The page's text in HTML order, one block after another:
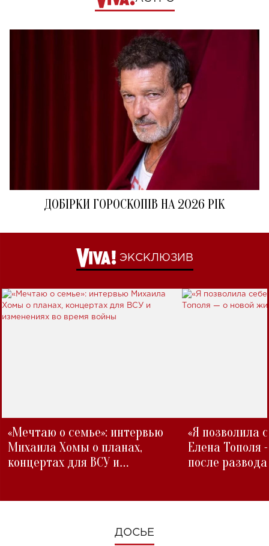
ДОБІРКИ ГОРОСКОПІВ НА 2026 РІК
ЭКСКЛЮЗИВ
«Мечтаю о семье»: интервью
Михаила Хомы о планах,
концертах для ВСУ и
«Я позволила
Елена Тополя
после развода
ДОСЬЕ